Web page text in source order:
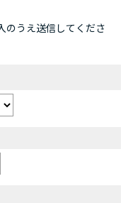
のうえ送信してくださ